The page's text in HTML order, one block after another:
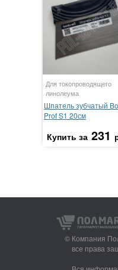
Для токопроводящего
линолеума
Шпатель зубчатый
Prof S1 20см
Купить за 231
© Компания
все права